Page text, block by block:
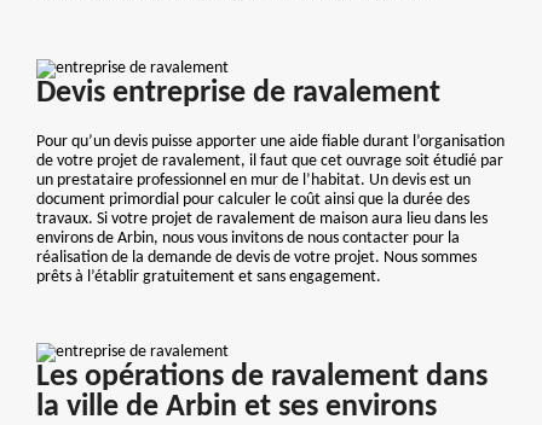
Devis entreprise de ravalement
Pour qu’un devis puisse apporter une aide fiable durant l’organisation
de votre projet de ravalement, il faut que cet ouvrage soit étudié par
un prestataire professionnel en mur de l’habitat. Un devis est un
document primordial pour calculer le coût ainsi que la durée des
travaux. Si votre projet de ravalement de maison aura lieu dans les
environs de Arbin, nous vous invitons de nous contacter pour la
réalisation de la demande de devis de votre projet. Nous sommes
prêts à l’établir gratuitement et sans engagement.
Les opérations de ravalement dans
la ville de Arbin et ses environs